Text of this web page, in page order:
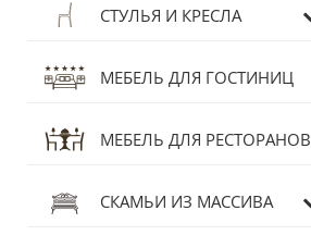
СТУЛЬЯ И КРЕСЛА
МЕБЕЛЬ ДЛЯ ГОСТИНИЦ
МЕБЕЛЬ ДЛЯ РЕСТОРАНОВ
СКАМЬИ ИЗ МАССИВА